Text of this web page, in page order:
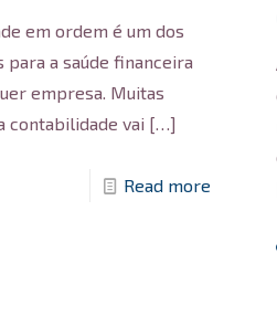
em ordem é um dos
a saúde financeira
empresa. Muitas
contabilidade vai […]
Read more